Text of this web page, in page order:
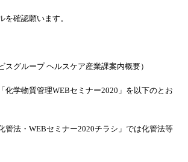
を確認願います。
スグループ ヘルスケア産業課案内概要）
化学物質管理WEBセミナー2020 」を以下のとお
管法・ WEBセミナー2020チラシ」では化管法等